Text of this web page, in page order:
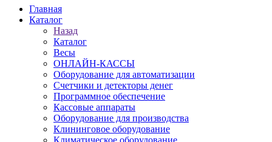
Главная
Каталог
Назад
Каталог
Весы
ОНЛАЙН-КАССЫ
Оборудование для автоматизации
Счетчики и детекторы денег
Программное обеспечение
Кассовые аппараты
Оборудование для производства
Клининговое оборудование
Климатическое оборудование